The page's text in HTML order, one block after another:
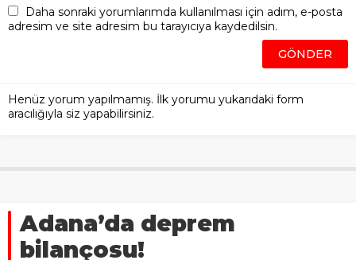
Daha sonraki yorumlarımda kullanılması için adım, e-posta
adresim ve site adresim bu tarayıcıya kaydedilsin.
Henüz yorum yapılmamış. İlk yorumu yukarıdaki form
aracılığıyla siz yapabilirsiniz.
Adana’da deprem
bilançosu!